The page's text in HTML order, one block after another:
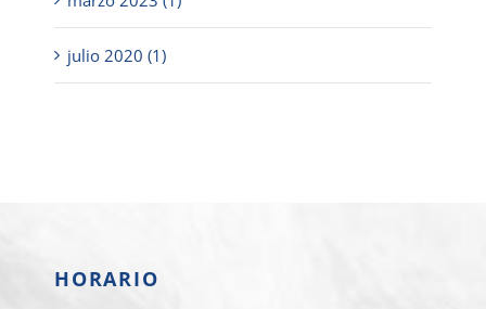
julio 2020 (1)
HORARIO